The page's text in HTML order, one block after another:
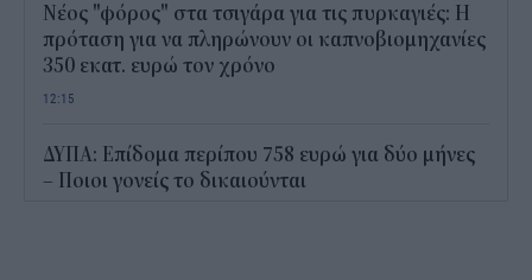
Νέος "φόρος" στα τσιγάρα για τις πυρκαγιές: Η
πρόταση για να πληρώνουν οι καπνοβιομηχανίες
350 εκατ. ευρώ τον χρόνο
12:15
ΔΥΠΑ: Επίδομα περίπου 758 ευρώ για δύο μήνες
– Ποιοι γονείς το δικαιούνται